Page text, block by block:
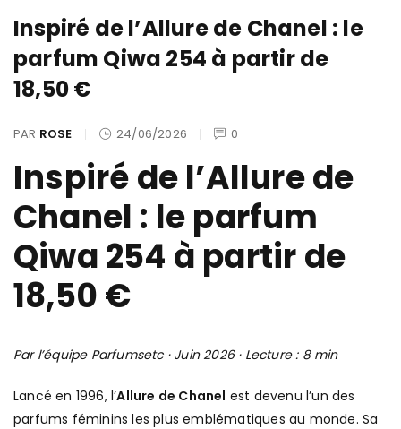
Inspiré de l’Allure de Chanel : le
parfum Qiwa 254 à partir de
18,50 €
PAR ROSE 24/06/2026 0
Inspiré de l’Allure de
Chanel : le parfum
Qiwa 254 à partir de
18,50 €
Par l’équipe Parfumsetc · Juin 2026 · Lecture : 8 min
Lancé en 1996, l’Allure de Chanel est devenu l’un des
parfums féminins les plus emblématiques au monde. Sa